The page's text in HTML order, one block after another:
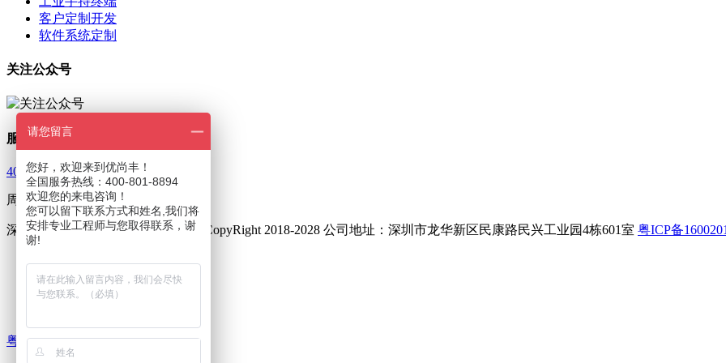
客户定制开发
软件系统定制
关注公众号
服务热线
400-801-8894
周一至周五 9：00—18：00
深圳市优尚丰通讯设备有限公司 © CopyRight 2018-2028 公司地址：深圳市龙华新区民康路民兴工业园4栋601室 粤ICP备
三防手机
三防对讲手机
粤ICP备16002014号
请您留言
您好，欢迎来到优尚丰！
全国服务热线：400-801-8894
欢迎您的来电咨询！
您可以留下联系方式和姓名,我们将
安排专业工程师与您取得联系，谢
谢!